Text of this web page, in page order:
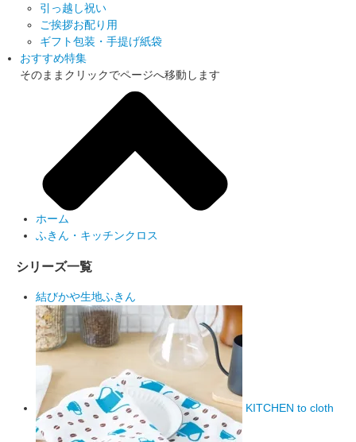
引っ越し祝い
ご挨拶お配り用
ギフト包装・手提げ紙袋
おすすめ特集
そのままクリックでページへ移動します
ホーム
ふきん・キッチンクロス
シリーズ一覧
結びかや生地ふきん
KITCHEN to cloth